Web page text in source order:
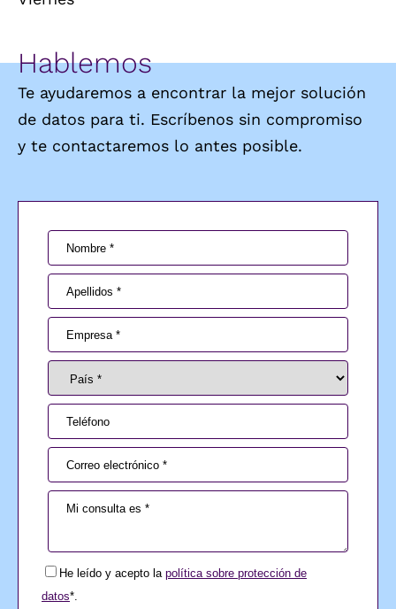
Hablemos
Te ayudaremos a encontrar la mejor solución
de datos para ti. Escríbenos sin compromiso
y te contactaremos lo antes posible.